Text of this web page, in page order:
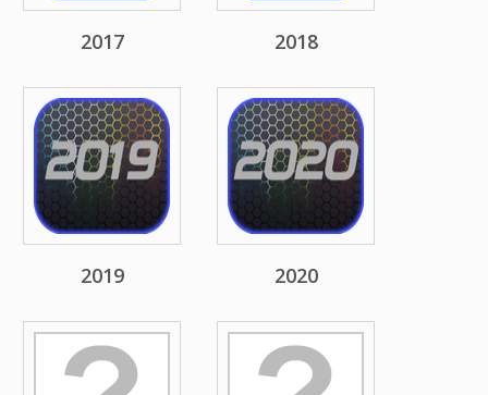
2017 2018
2019 2020